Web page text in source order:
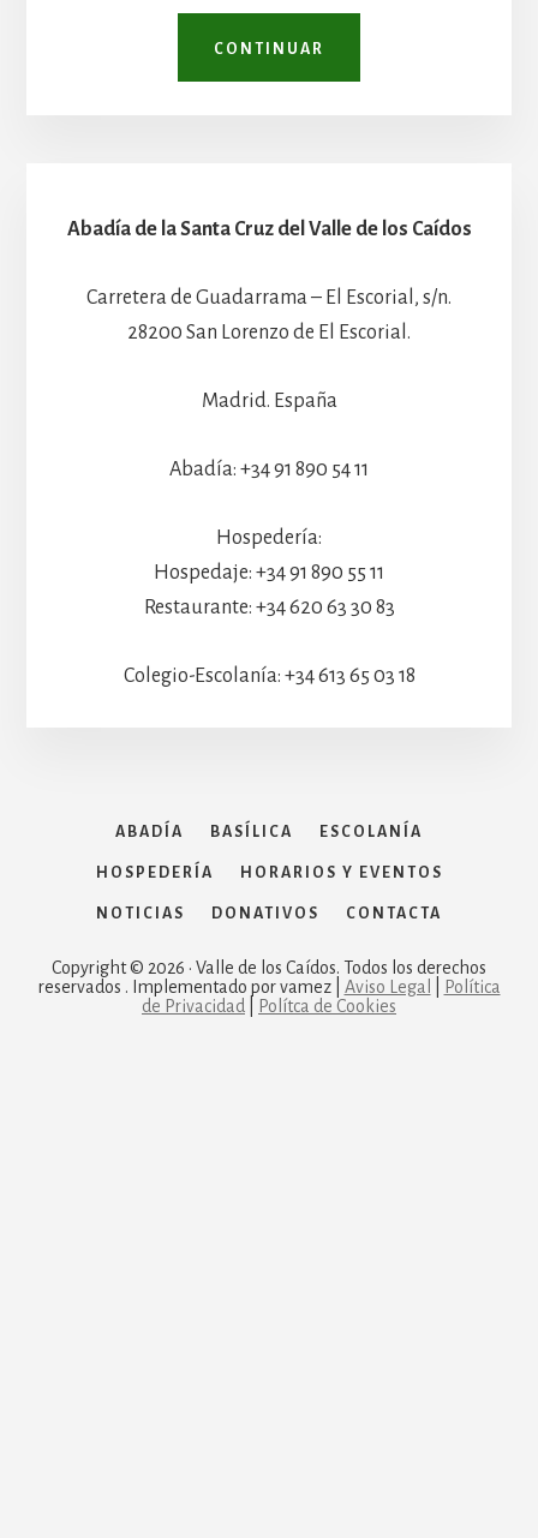
CONTINUAR
Abadía de la Santa Cruz del Valle de los Caídos
Carretera de Guadarrama – El Escorial, s/n.
28200 San Lorenzo de El Escorial.
Madrid. España
Abadía: +34 91 890 54 11
Hospedería:
Hospedaje: +34 91 890 55 11
Restaurante: +34 620 63 30 83
Colegio-Escolanía: +34 613 65 03 18
ABADÍA BASÍLICA ESCOLANÍA
HOSPEDERÍA HORARIOS Y EVENTOS
NOTICIAS DONATIVOS CONTACTA
Copyright © 2026 · Valle de los Caídos. Todos los derechos
reservados . Implementado por vamez | Aviso Legal
Política
de Privacidad
Polítca de Cookies